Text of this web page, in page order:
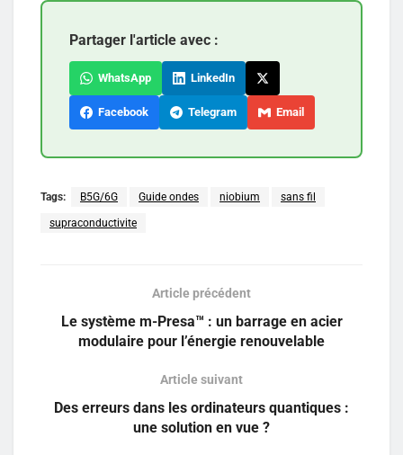
Partager l'article avec :
WhatsApp LinkedIn
Facebook Telegram Email
Tags: B5G/6G Guide ondes niobium sans fil
supraconductivite
Article précédent
Le système m-Presa™ : un barrage en acier
modulaire pour l’énergie renouvelable
Article suivant
Des erreurs dans les ordinateurs quantiques :
une solution en vue ?